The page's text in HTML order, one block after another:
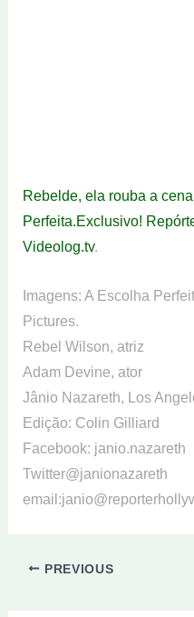
Rebelde, ela rouba a
Perfeita.Exclusivo!
Videolog.tv.
Imagens: A Escolha
Pictures.
Rebel Wilson, atriz
Adam Devine, ator
Jânio Nazareth, Los
Edição: Colin Gilliard
Facebook: janio.nazareth
Twitter@janionazareth
PREVIOUS